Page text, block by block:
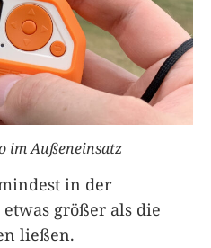
im Außeneinsatz
in der
größer als die
ließen.